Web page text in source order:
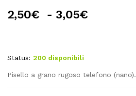
2,50€ - 3,05€
a
3,05€
Status: 200 disponibili
Pisello a grano rugoso telefono (nano).